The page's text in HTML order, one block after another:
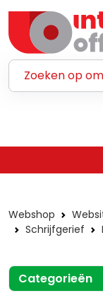
Webshop
Schrijfgerief
Categorieën